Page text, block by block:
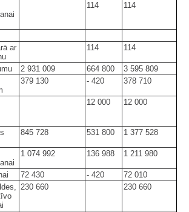
114 114
ar
114 114
2 931 009 664 800
3 595 809
379 130 - 420 378 710
12 000 12 000
845 728 531 800 1 377 528
1 074 992 136 988 1 211 980
72 430 - 420
72 010
230 660 230 660